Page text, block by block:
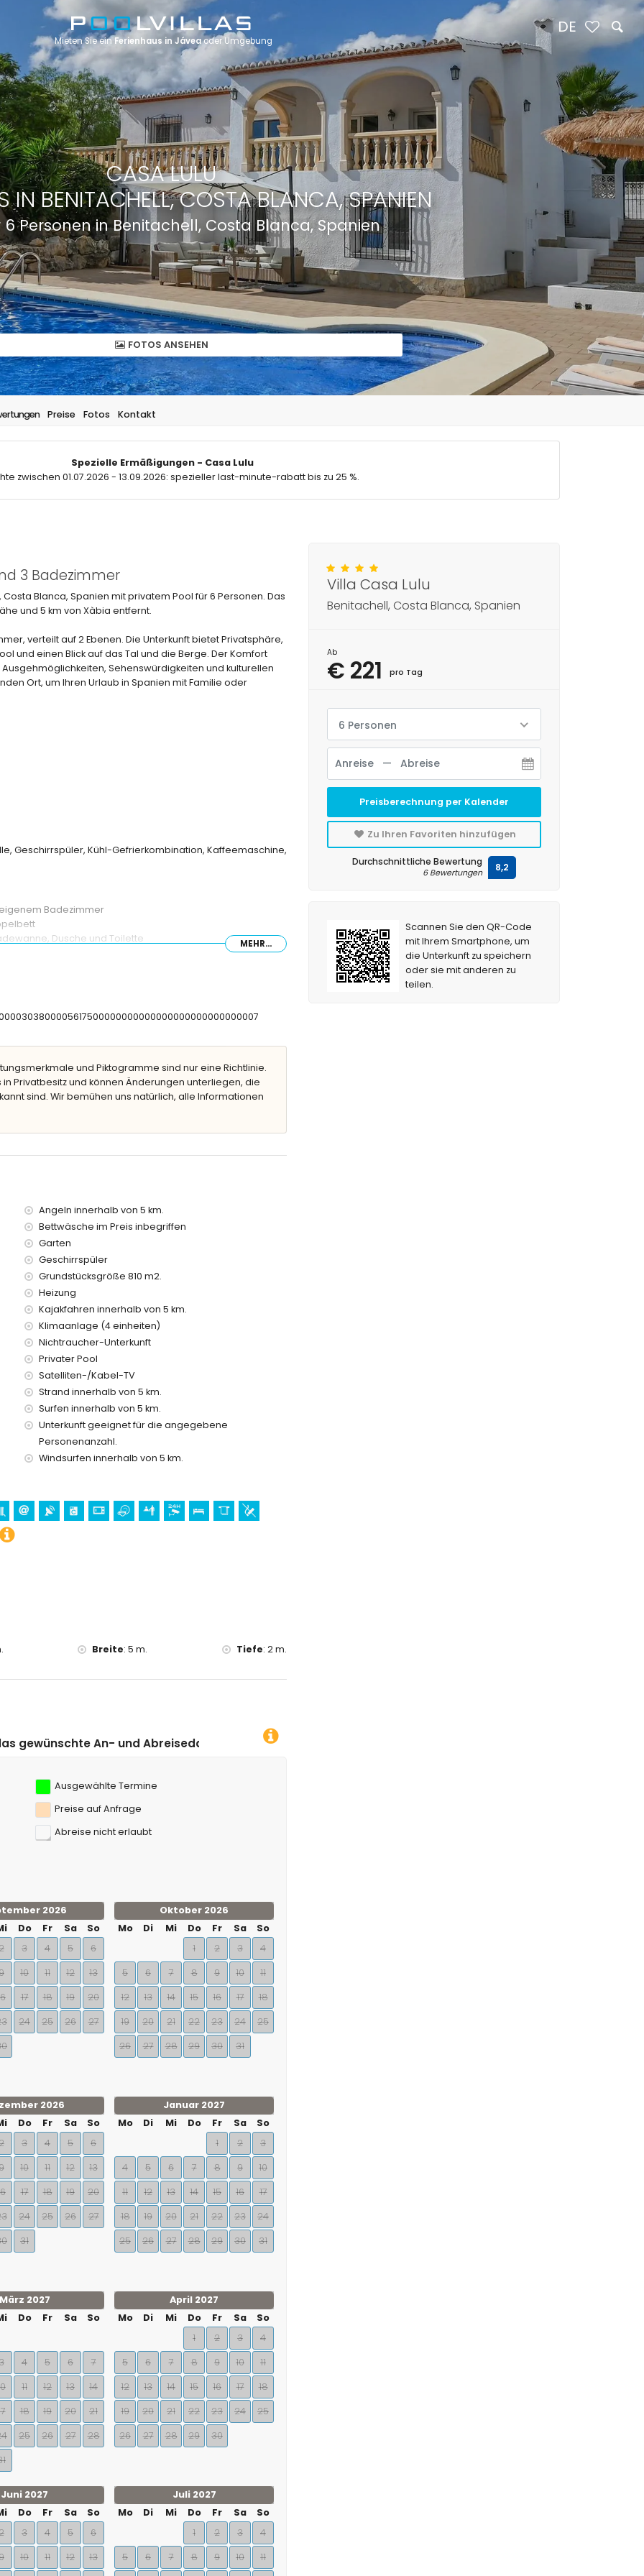
CASA LULU
IN BENITACHELL, COSTA BLANCA, SPANIEN
Personen in Benitachell, Costa Blanca, Spanien
FOTOS ANSEHEN
Preise Fotos Kontakt
Spezielle Ermäßigungen - Casa Lulu
zwischen 01.07.2026 - 13.09.2026: spezieller last-minute-rabatt bis zu 25 %.
3 Badezimmer
Blanca, Spanien mit privatem Pool für 6 Personen. Das
und 5 km von Xàbia entfernt.
verteilt auf 2 Ebenen. Die Unterkunft bietet Privatsphäre,
und einen Blick auf das Tal und die Berge. Der Komfort
Sehenswürdigkeiten und kulturellen
Ort, um Ihren Urlaub in Spanien mit Familie oder
Geschirrspüler, Kühl-Gefrierkombination, Kaffeemaschine,
Badezimmer
Dusche und Toilette
von der Villa)
von der Villa)
von der Villa)
der Villa inbegriffen
in Benitachell, Costa Blanca
vom Haus)
Blanca
historischer Ort (Centro histórico) (innerhalb von 5
von 10 Kilometern von der Unterkunft)
von der Unterkunft)
Angeln, Tauchen, Schnorcheln, Surfen und Windsurfen
der Villa)
MEHR...
und Piktogramme sind nur eine Richtlinie.
Privatbesitz und können Änderungen unterliegen, die
sind. Wir bemühen uns natürlich, alle Informationen
Angeln innerhalb von 5 km.
Bettwäsche im Preis inbegriffen
Garten
Geschirrspüler
Grundstücksgröße 810 m2.
Heizung
Kajakfahren innerhalb von 5 km.
Klimaanlage (4 einheiten)
Nichtraucher-Unterkunft
Privater Pool
Satelliten-/Kabel-TV
Strand innerhalb von 5 km.
Surfen innerhalb von 5 km.
Unterkunft geeignet für die angegebene
Personenanzahl.
Windsurfen innerhalb von 5 km.
Breite:5 m. Tiefe: 2 m.
Abreisedatum klicken!
Ausgewählte Termine
Preise auf Anfrage
Abreise nicht erlaubt
2026
Do Fr Sa
So
3 4 5
6
10 11 12
13
17 18 19
20
24 25 26
27
Oktober 2026
Mo
Di Mi Do Fr Sa
So
1
2 3
4
5
6 7 8 9 10
11
12
13 14 15 16 17
18
19
20 21 22 23 24
25
26
27 28 29 30 31
2026
Do Fr Sa
So
3 4 5
6
10 11 12
13
17 18 19
20
24 25 26
27
31
Januar 2027
Mo
Di Mi Do Fr Sa
So
1
2
3
4
5 6 7 8 9
10
11
12 13 14 15 16
17
18
19 20 21 22 23
24
25
26 27 28 29 30 31
März 2027
Do Fr Sa So
4 5 6
7
11 12 13
14
18 19 20
21
25 26 27
28
April 2027
Mo
Di Mi Do Fr Sa
So
1
2 3
4
5
6 7 8 9 10
11
12
13 14 15 16 17
18
19
20 21 22 23 24
25
26
27 28 29 30
Juni 2027
Do Fr Sa
So
3 4 5
6
10 11 12
13
Juli 2027
Mo
Di Mi Do Fr Sa
So
1
2 3
4
5
6 7 8 9 10
11
Villa Casa Lulu
Benitachell, Costa Blanca, Spanien
Ab
€ 221 pro Tag
6 Personen
Preisberechnung per Kalender
Zu Ihren Favoriten hinzufügen
Durchschnittliche Bewertung
6 Bewertungen 8,2
Scannen Sie den QR-Code
mit Ihrem Smartphone, um
die Unterkunft zu speichern
oder sie mit anderen zu
teilen.
Mieten Sie ein Ferienhaus in Jáveaoder Umgebung
DE